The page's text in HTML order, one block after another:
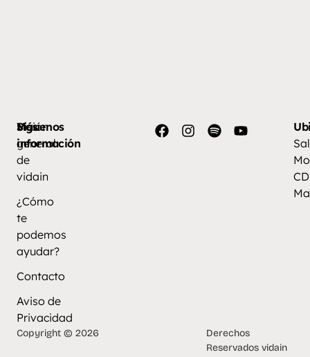
Más
información
Visión
general
de
vidain
¿Cómo
te
podemos
ayudar?
Contacto
Aviso de
Privacidad
Síguenos
Copyright © 2026
Derechos
Reservados vidain